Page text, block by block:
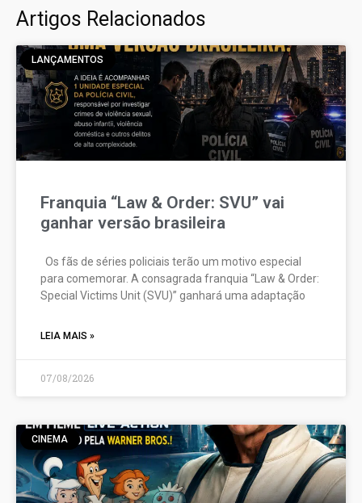
Artigos Relacionados
LANÇAMENTOS
Franquia “Law & Order: SVU” vai
ganhar versão brasileira
Os fãs de séries policiais terão um motivo especial
para comemorar. A consagrada franquia “Law & Order:
Special Victims Unit (SVU)” ganhará uma adaptação
LEIA MAIS »
07/08/2026
CINEMA